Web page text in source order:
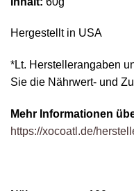
Hergestellt in USA
*Lt. Herstellerangaben
Sie die Nährwert- und
Mehr Informationen
https://xocoatl.de/